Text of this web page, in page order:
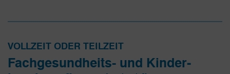
VOLLZEIT ODER TEILZEIT
Fachgesundheits- und Kinder­